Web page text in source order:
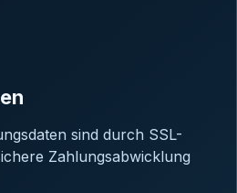
sind durch SSL-
Zahlungsabwicklung